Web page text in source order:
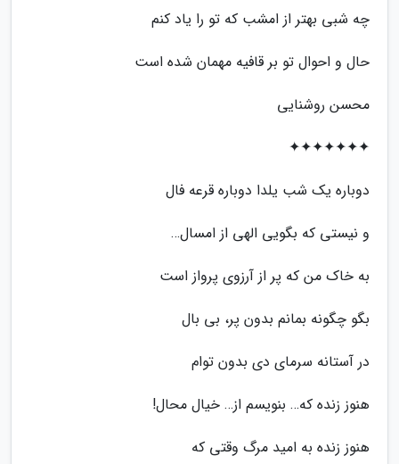
چه شبی بهتر از امشب که تو را یاد کنم
حال و احوال تو بر قافیه مهمان شده است
محسن روشنایی
✦✦✦✦✦✦✦
دوباره یک شب یلدا دوباره قرعه فال
و نیستی که بگویی الهی از امسال…
به خاک من که پر از آرزوی پرواز است
بگو چگونه بمانم بدون پر، بی بال
در آستانه سرمای دی بدون توام
هنوز زنده که… بنویسم از… خیال محال!
هنوز زنده به امید مرگ وقتی که